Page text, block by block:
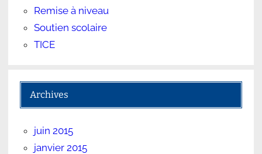
Remise à niveau
Soutien scolaire
TICE
Archives
juin 2015
janvier 2015